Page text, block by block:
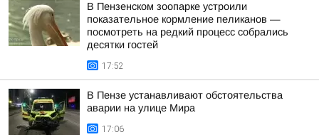
В Пензенском зоопарке устроили
показательное кормление пеликанов —
посмотреть на редкий процесс собрались
десятки гостей
17:52
В Пензе устанавливают обстоятельства
аварии на улице Мира
17:06